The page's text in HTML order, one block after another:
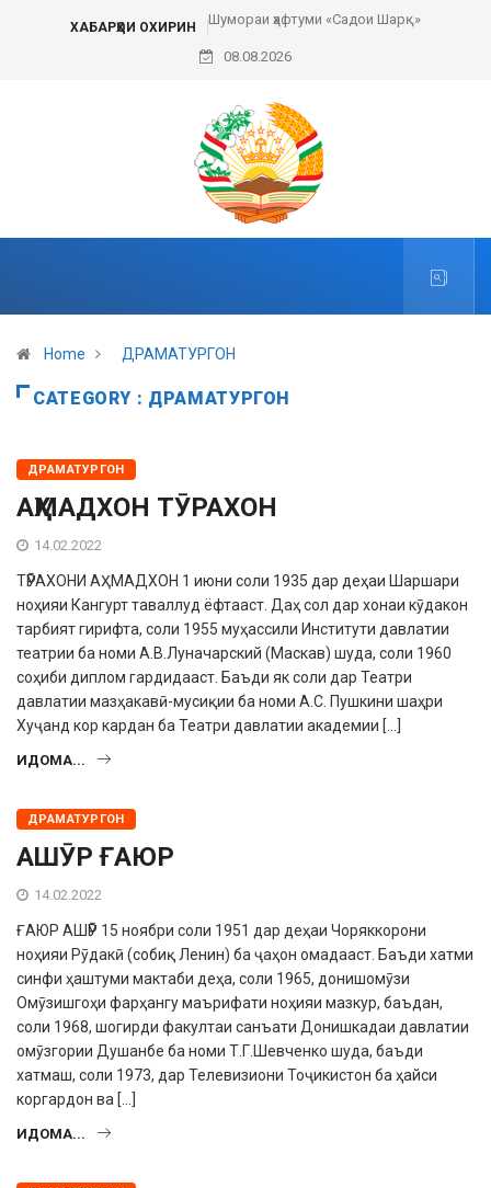
ХАБАРҲОИ ОХИРИН
Шумораи ҳафтуми «Садои Шарқ» Пешвои ҳаракати
08.08.2026
Home ДРАМАТУРГОН
CATEGORY : ДРАМАТУРГОН
ДРАМАТУРГОН
АҲМАДХОН ТӮРАХОН
14.02.2022
ТӮРАХОНИ АҲМАДХОН 1 июни соли 1935 дар деҳаи Шаршари
ноҳияи Кангурт таваллуд ёфтааст. Даҳ сол дар хонаи кӯдакон
тарбият гирифта, соли 1955 муҳассили Институти давлатии
театрии ба номи А.В.Луначарский (Маскав) шуда, соли 1960
соҳиби диплом гардидааст. Баъди як соли дар Театри
давлатии мазҳакавӣ-мусиқии ба номи А.С. Пушкини шаҳри
Хуҷанд кор кардан ба Театри давлатии академии […]
ИДОМА...
ДРАМАТУРГОН
АШӮР ҒАЮР
14.02.2022
ҒАЮР АШӮР 15 ноябри соли 1951 дар деҳаи Чоряккорони
ноҳияи Рӯдакӣ (собиқ Ленин) ба ҷаҳон омадааст. Баъди хатми
синфи ҳаштуми мактаби деҳа, соли 1965, донишомӯзи
Омӯзиш­гоҳи фарҳангу маърифати ноҳияи мазкур, баъдан,
соли 1968, шогирди факултаи санъати Донишкадаи давлатии
омӯзгории Душанбе ба номи Т.Г.Шевченко шуда, баъди
хатмаш, соли 1973, дар Телевизиони Тоҷикистон ба ҳайси
коргардон ва […]
ИДОМА...